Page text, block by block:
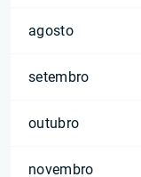
agosto
setembro
outubro
novembro